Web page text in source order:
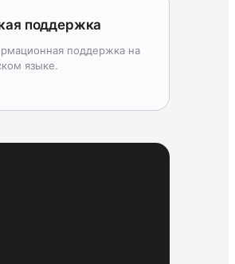
поддержка
поддержка на
языке.